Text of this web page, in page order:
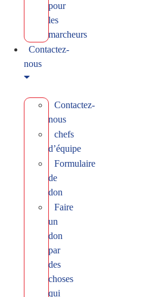
pour
les
marcheurs
Contactez-
nous
Contactez-
nous
chefs
d’équipe
Formulaire
de
don
Faire
un
don
par
des
choses
qui